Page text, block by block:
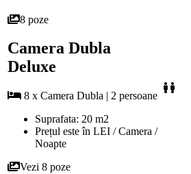
8 poze
Camera Dubla
Deluxe
8 x Camera Dubla | 2 persoane
Suprafata: 20 m2
Prețul este în LEI / Camera /
Noapte
Vezi 8 poze